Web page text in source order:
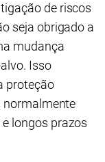
de riscos
seja obrigado a
mudança
Isso
proteção
normalmente
longos prazos